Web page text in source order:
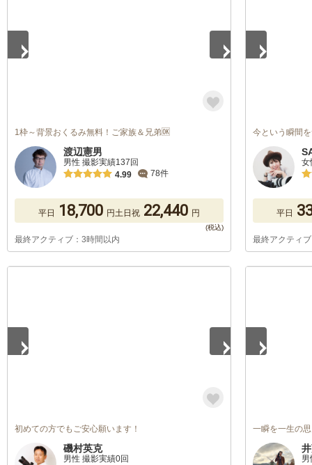
1枠～背景おくるみ無料！ご家族＆兄弟🆗
渡辺憲男
男性 撮影実績137回
4.99
78件
平日 18,700 円土日祝 22,440 円
最終アクティブ：3時間以内
今という瞬間
女
平日
最終アクティ
初めての方でもご安心願います！
磯村英克
男性 撮影実績0回
一瞬を一生の